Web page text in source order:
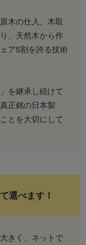
木の仕入、木取
、天然木から作
ア5割を誇る技術
を継承し続けて
正銘の日本製
とを大切にして
選べます！
きく、ネットで